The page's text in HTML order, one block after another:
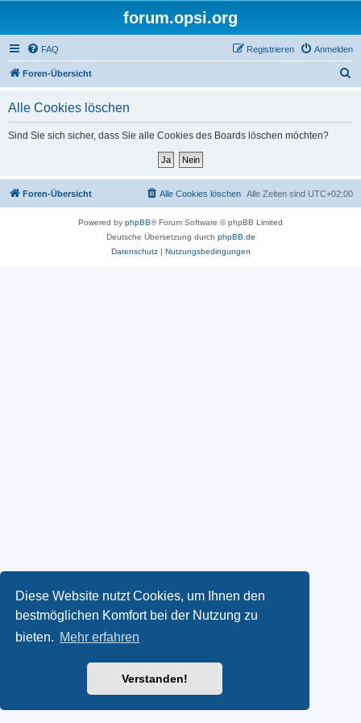
Diese Website nutzt Cookies, um Ihnen den
bestmöglichen Komfort bei der Nutzung zu
bieten. Mehr erfahren
Verstanden!
forum.opsi.org
FAQ Anmelden
Registrieren
Foren-Übersicht
Alle Cookies löschen
Sind Sie sich sicher, dass Sie alle Cookies des Boards löschen möchten?
Foren-Übersicht Alle Zeiten sind UTC+02:00
Alle Cookies löschen
Powered by phpBB® Forum Software © phpBB Limited
Deutsche Übersetzung durch phpBB.de
Datenschutz| Nutzungsbedingungen